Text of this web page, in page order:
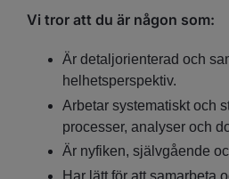
Vi tror att du är någon som:
Är detaljorienterad och
helhetsperspektiv.
Arbetar systematiskt och
processer, analyser och
Är nyfiken, självgående
Har lätt för att samarbeta